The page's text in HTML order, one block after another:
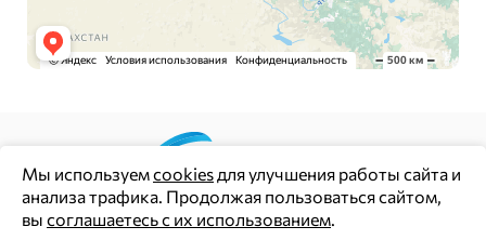
Цены и информация на сайте носят информационный
характер и не являются публичной офертой (ст. 437 ГК РФ)
Мы используемcookies для улучшения работы сайта и
анализа трафика. Продолжая пользоваться сайтом,
вы соглашаетесь с их использованием.